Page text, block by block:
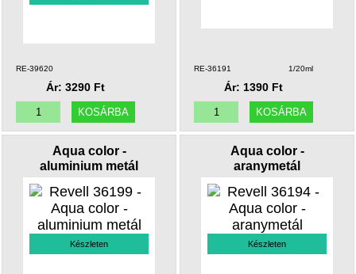
RE-39620
Ár: 3290 Ft
RE-36191 1/20ml
Ár: 1390 Ft
Aqua color -
aluminium metál
Készleten
Aqua color -
aranymetál
Készleten